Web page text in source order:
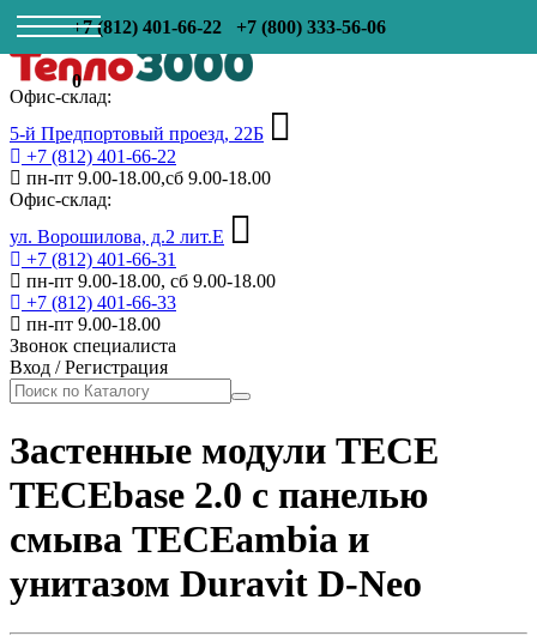
+7 (812) 401-66-22 +7 (800) 333-56-06
0
Офис-склад:
5-й Предпортовый проезд, 22Б
+7 (812) 401-66-22
пн-пт 9.00-18.00,сб 9.00-18.00
Офис-склад:
ул. Ворошилова, д.2 лит.Е
+7 (812) 401-66-31
пн-пт 9.00-18.00, сб 9.00-18.00
+7 (812) 401-66-33
пн-пт 9.00-18.00
Звонок специалиста
Вход /Регистрация
Застенные модули TECE
TECEbase 2.0 с панелью
смыва TECEambia и
унитазом Duravit D-Neo